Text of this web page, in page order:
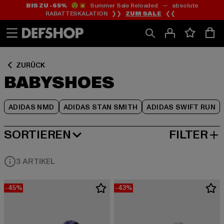
Zum
Inhalt
springen
Zum
Fußzeile
springen
BIS ZU -65%😲💥 Summer Sale Reloaded — absolute
RABATTESKALATION ❯❯ ZUM SALE ❮❮
ZURÜCK
BABYSHOES
ADIDAS NMD ADIDAS STAN SMITH ADIDAS SWIFT RUN
Zum
Produktraster
springen
SORTIEREN
BELIEBTESTE FILTER
3 ARTIKEL
-45% -43%